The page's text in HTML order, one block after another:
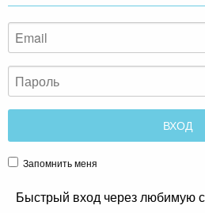
Запомнить меня
Быстрый вход через любимую